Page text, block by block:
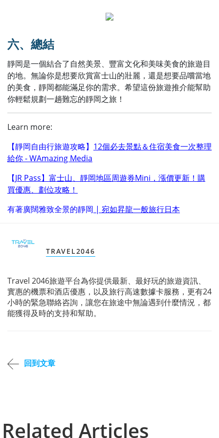
六、總結
靜岡是一個結合了自然美景、豐富文化和美味美食的旅遊目
的地。無論你是想要欣賞富士山的壯麗，還是想要品嚐當地
的美食，靜岡都能滿足你的需求。希望這份旅遊推介能幫助
你輕鬆規劃一趟難忘的靜岡之旅！
Learn more:
【靜岡自由行旅遊攻略】 12個必去景點＆住宿美食一次整理
給你- WAmazing Media
【JR Pass】富士山、靜岡地區周遊券Mini ，漲價更新！購
買優惠、劃位攻略！
有著廣闊雅致全景的靜岡 | 宛如昇龍一般旅行日本
TRAVEL2046
Travel 2046旅遊平台為你提供最新、最好玩的旅遊資訊、
實惠的機票和酒店優惠，以及旅行高速數據卡服務，更有24
小時的緊急聯絡咨詢，讓您在旅途中無論遇到什麼情況，都
能獲得及時的支持和幫助。
回到文章
Related Articles